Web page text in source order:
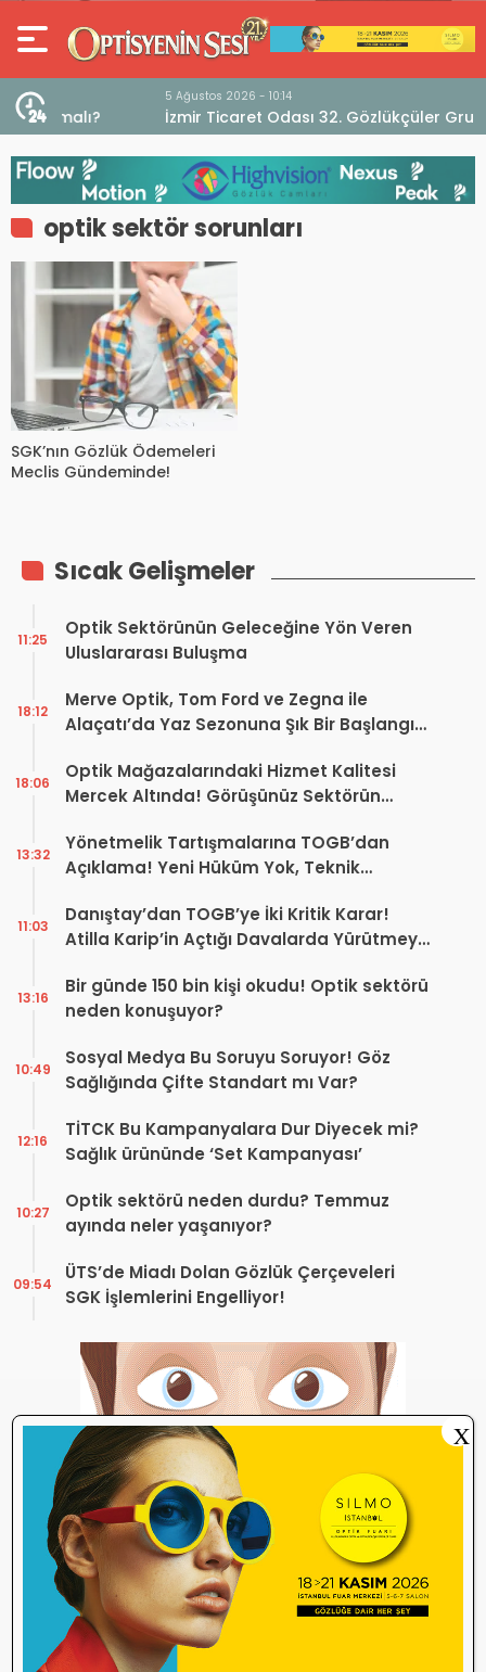
5 Ağustos 2026 - 10:14
İzmir Ticaret Odası 32. Gözlükçüler Grubu’ndan
TEBD II DigitaliSME Dijital Dönüşüm Projesi açıklaması
optik sektör sorunları
SGK’nın Gözlük Ödemeleri
Meclis Gündeminde!
Sıcak Gelişmeler
Optik Sektörünün Geleceğine Yön Veren
Uluslararası Buluşma
11:25
Merve Optik, Tom Ford ve Zegna ile
Alaçatı’da Yaz Sezonuna Şık Bir Başlangıç ​​
18:12
Optik Mağazalarındaki Hizmet Kalitesi
Mercek Altında! Görüşünüz Sektörün
18:06
Yönetmelik Tartışmalarına TOGB’dan
Açıklama! Yeni Hüküm Yok, Teknik
13:32
Danıştay’dan TOGB’ye İki Kritik Karar!
Atilla Karip’in Açtığı Davalarda Yürütmeyi
11:03
Bir günde 150 bin kişi okudu! Optik sektörü
neden konuşuyor?
13:16
Sosyal Medya Bu Soruyu Soruyor! Göz
Sağlığında Çifte Standart mı Var?
10:49
TİTCK Bu Kampanyalara Dur Diyecek mi?
Sağlık ürününde ‘Set Kampanyası’
12:16
Optik sektörü neden durdu? Temmuz
ayında neler yaşanıyor?
10:27
ÜTS’de Miadı Dolan Gözlük Çerçeveleri
SGK İşlemlerini Engelliyor!
09:54
X